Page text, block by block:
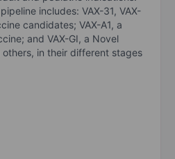
includes: VAX-31, VAX-
candidates; VAX-A1, a
and VAX-GI, a Novel
others, in their different stages